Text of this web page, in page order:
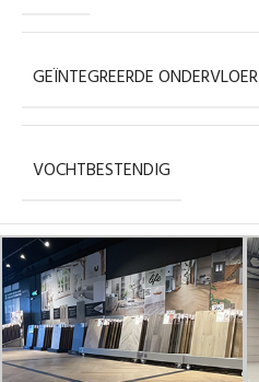
GEÏNTEGREERDE ONDERVLOER
VOCHTBESTENDIG